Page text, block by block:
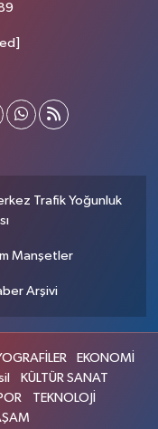
Trafik Yoğunluk
Manşetler
Arşivi
EKONOMİ
KÜLTÜR SANAT
TEKNOLOJİ